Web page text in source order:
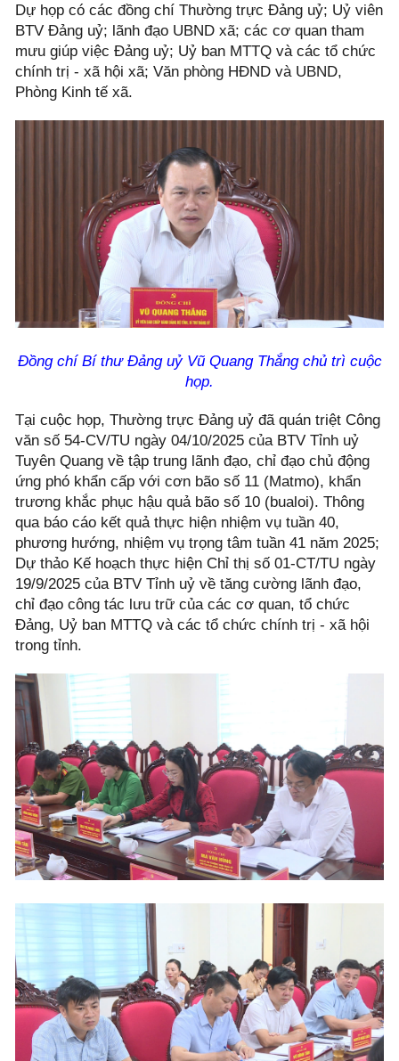
Dự họp có các đồng chí Thường trực Đảng uỷ; Uỷ viên
BTV Đảng uỷ; lãnh đạo UBND xã; các cơ quan tham
mưu giúp việc Đảng uỷ; Uỷ ban MTTQ và các tổ chức
chính trị - xã hội xã; Văn phòng HĐND và UBND,
Phòng Kinh tế xã.
Đồng chí Bí thư Đảng uỷ Vũ Quang Thắng chủ trì cuộc
họp.
Tại cuộc họp, Thường trực Đảng uỷ đã quán triệt Công
văn số 54-CV/TU ngày 04/10/2025 của BTV Tỉnh uỷ
Tuyên Quang về tập trung lãnh đạo, chỉ đạo chủ động
ứng phó khẩn cấp với cơn bão số 11 (Matmo), khẩn
trương khắc phục hậu quả bão số 10 (bualoi). Thông
qua báo cáo kết quả thực hiện nhiệm vụ tuần 40,
phương hướng, nhiệm vụ trọng tâm tuần 41 năm 2025;
Dự thảo Kế hoạch thực hiện Chỉ thị số 01-CT/TU ngày
19/9/2025 của BTV Tỉnh uỷ về tăng cường lãnh đạo,
chỉ đạo công tác lưu trữ của các cơ quan, tổ chức
Đảng, Uỷ ban MTTQ và các tổ chức chính trị - xã hội
trong tỉnh.